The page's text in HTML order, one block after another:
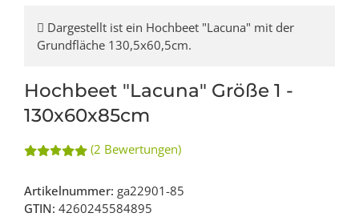
Dargestellt ist ein Hochbeet "Lacuna" mit der
Grundfläche 130,5x60,5cm.
Hochbeet "Lacuna" Größe 1 -
130x60x85cm
(2 Bewertungen)
Artikelnummer: ga22901-85
GTIN: 4260245584895